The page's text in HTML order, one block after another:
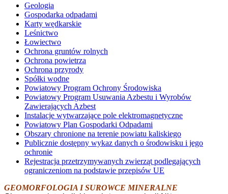
Geologia
Gospodarka odpadami
Karty wędkarskie
Leśnictwo
Łowiectwo
Ochrona gruntów rolnych
Ochrona powietrza
Ochrona przyrody
Spółki wodne
Powiatowy Program Ochrony Środowiska
Powiatowy Program Usuwania Azbestu i Wyrobów
Zawierających Azbest
Instalacje wytwarzające pole elektromagnetyczne
Powiatowy Plan Gospodarki Odpadami
Obszary chronione na terenie powiatu kaliskiego
Publicznie dostępny wykaz danych o środowisku i jego
ochronie
Rejestracja przetrzymywanych zwierząt podlegających
ograniczeniom na podstawie przepisów UE
GEOMORFOLOGIA I SUROWCE MINERALNE